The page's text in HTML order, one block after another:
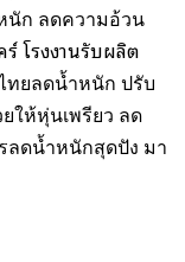
นัก ลดความอ้วน
ร์โรงงานรับผลิต
ทยลดน้ำหนัก ปรับ
ให้หุ่นเพรียว ลด
ลดน้ำหนักสุดปัง มา